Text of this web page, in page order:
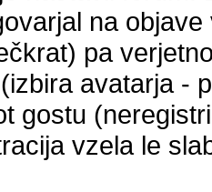
na
pa
avatarja -
gostu
vzela le